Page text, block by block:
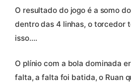
O resultado do jogo é a somo
dentro das 4 linhas, o torcedor
isso….
O plínio com a bola dominada
falta, a falta foi batida, o Ruan